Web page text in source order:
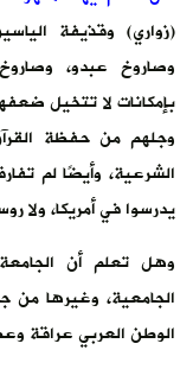
وصاروخ عبدو،
بإمكانات لا تتخيل
وجلهم من حفظة
الشرعية، وأيضًا لم
يدرسوا في أمريكا، ولا
وهل تعلم أن الجامعة
الجامعية، وغيرها
الوطن العربي عراقة